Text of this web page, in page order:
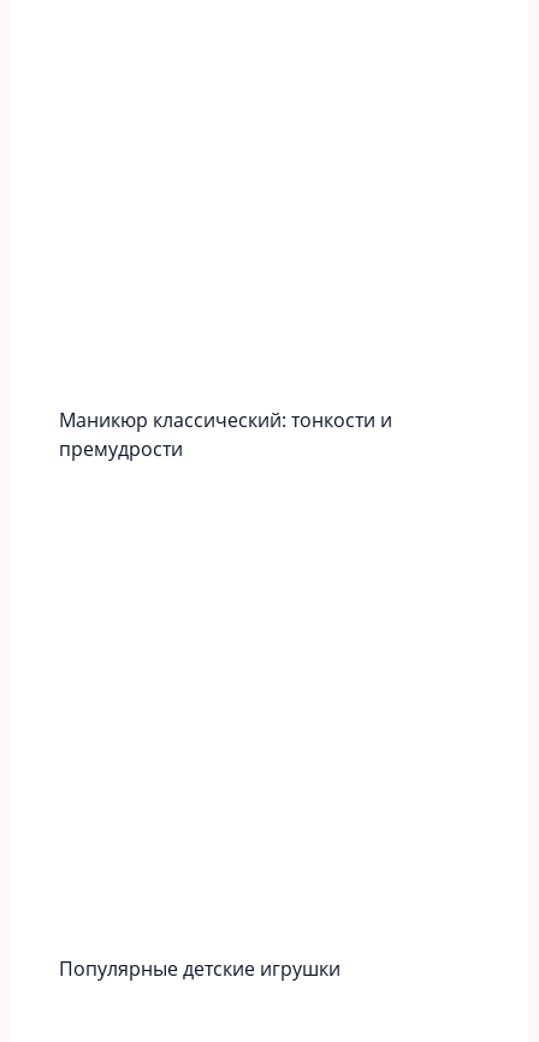
Маникюр классический: тонкости и
премудрости
Популярные детские игрушки